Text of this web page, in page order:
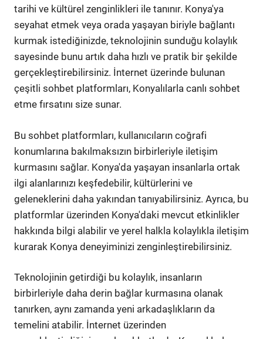
tarihi ve kültürel zenginlikleri ile tanınır. Konya'ya
seyahat etmek veya orada yaşayan biriyle bağlantı
kurmak istediğinizde, teknolojinin sunduğu kolaylık
sayesinde bunu artık daha hızlı ve pratik bir şekilde
gerçekleştirebilirsiniz. İnternet üzerinde bulunan
çeşitli sohbet platformları, Konyalılarla canlı sohbet
etme fırsatını size sunar.
Bu sohbet platformları, kullanıcıların coğrafi
konumlarına bakılmaksızın birbirleriyle iletişim
kurmasını sağlar. Konya'da yaşayan insanlarla ortak
ilgi alanlarınızı keşfedebilir, kültürlerini ve
geleneklerini daha yakından tanıyabilirsiniz. Ayrıca, bu
platformlar üzerinden Konya'daki mevcut etkinlikler
hakkında bilgi alabilir ve yerel halkla kolaylıkla iletişim
kurarak Konya deneyiminizi zenginleştirebilirsiniz.
Teknolojinin getirdiği bu kolaylık, insanların
birbirleriyle daha derin bağlar kurmasına olanak
tanırken, aynı zamanda yeni arkadaşlıkların da
temelini atabilir. İnternet üzerinden